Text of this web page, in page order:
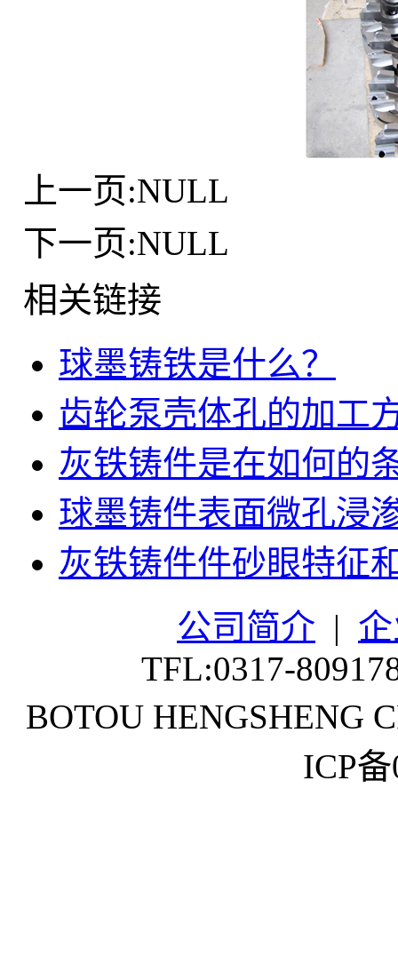
上一页:NULL
下一页:NULL
相关链接
球墨铸铁是什么？
齿轮泵壳体孔的加工
灰铁铸件是在如何的
球墨铸件表面微孔浸
灰铁铸件件砂眼特征
公司简介 |
TFL:0317-
BOTOU HENGSHENG
ICP